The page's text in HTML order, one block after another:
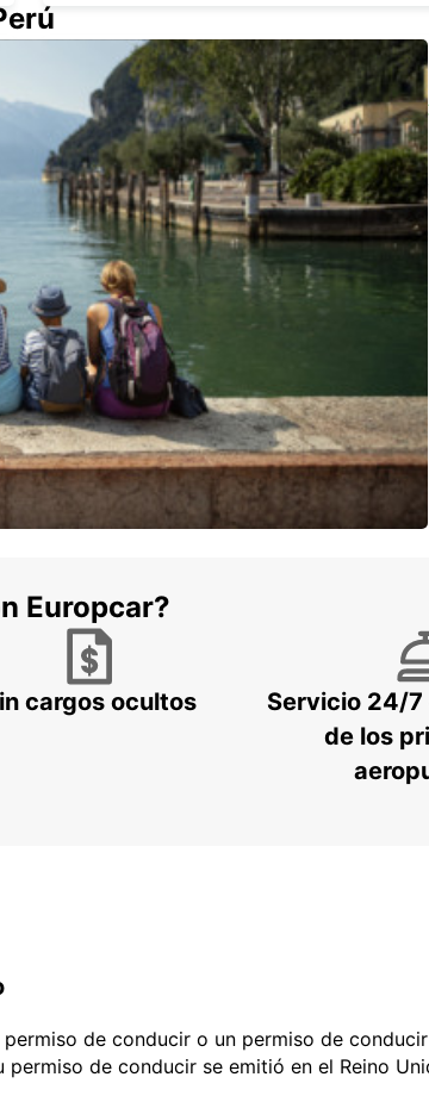
KAVALA CITY
KAVALA - GREECE
Europcar?
cargos ocultos
Servicio 24/7
de los
de conducir o un permiso de
de conducir se emitió en el Reino